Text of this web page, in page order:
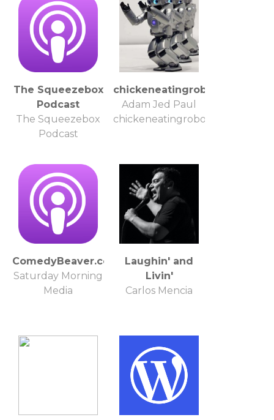
The Squeezebox
Podcast
The Squeezebox
Podcast
chickeneatingrobots
Adam Jed Paul
chickeneatingrobots
ComedyBeaver.com
Saturday Morning
Media
Laughin' and
Livin'
Carlos Mencia